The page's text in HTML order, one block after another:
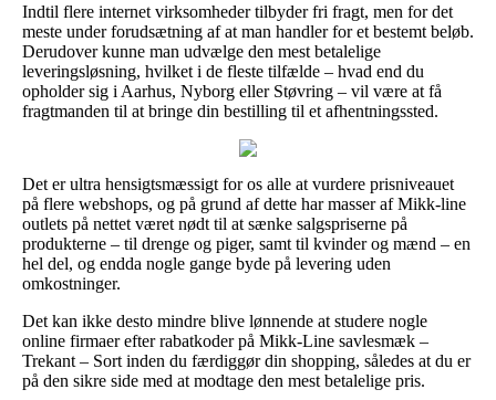
Indtil flere internet virksomheder tilbyder fri fragt, men for det
meste under forudsætning af at man handler for et bestemt beløb.
Derudover kunne man udvælge den mest betalelige
leveringsløsning, hvilket i de fleste tilfælde – hvad end du
opholder sig i Aarhus, Nyborg eller Støvring – vil være at få
fragtmanden til at bringe din bestilling til et afhentningssted.
Det er ultra hensigtsmæssigt for os alle at vurdere prisniveauet
på flere webshops, og på grund af dette har masser af Mikk-line
outlets på nettet været nødt til at sænke salgspriserne på
produkterne – til drenge og piger, samt til kvinder og mænd – en
hel del, og endda nogle gange byde på levering uden
omkostninger.
Det kan ikke desto mindre blive lønnende at studere nogle
online firmaer efter rabatkoder på Mikk-Line savlesmæk –
Trekant – Sort inden du færdiggør din shopping, således at du er
på den sikre side med at modtage den mest betalelige pris.